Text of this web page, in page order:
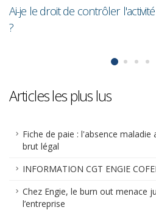
Articles les plus lus
Fiche de paie : l'absence maladie
brut légal
INFORMATION CGT ENGIE
Chez Engie, le burn out menace
l’entreprise